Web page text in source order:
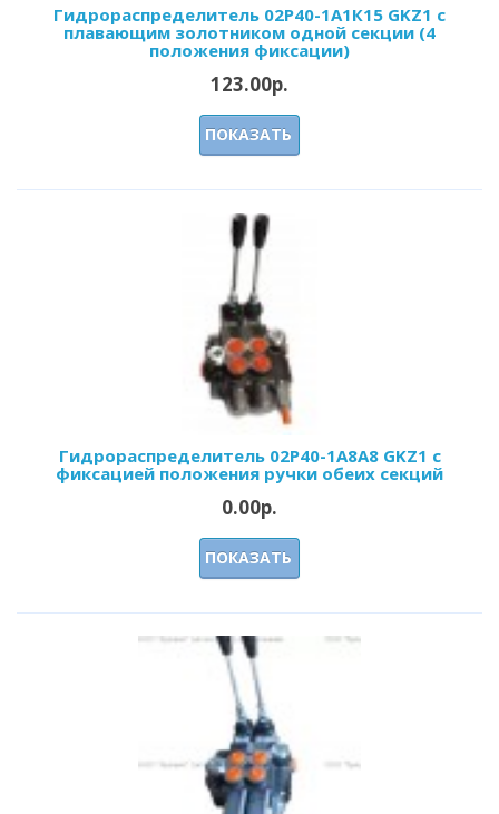
Гидрораспределитель 02Р40-1А1К15 GKZ1 с
плавающим золотником одной секции (4
положения фиксации)
123.00р.
ПОКАЗАТЬ
Гидрораспределитель 02Р40-1А8А8 GKZ1 с
фиксацией положения ручки обеих секций
0.00р.
ПОКАЗАТЬ